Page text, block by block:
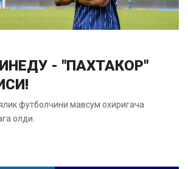
- "ПАХТАКОР"
футболчини мавсум охиригача
олди.